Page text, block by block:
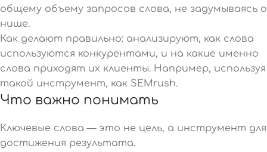
общему объему запросов слова, не задумываясь о
нише.
Как делают правильно: анализируют, как слова
используются конкурентами, и на какие именно
слова приходят их клиенты. Например, используя
такой инструмент, как SEMrush.
Что важно понимать
Ключевые слова — это не цель, а инструмент для
достижения результата.